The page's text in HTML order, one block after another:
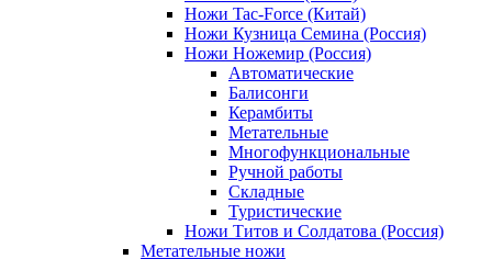
Ножи Tac-Force (Китай)
Ножи Кузница Семина (Россия)
Ножи Ножемир (Россия)
Автоматические
Балисонги
Керамбиты
Метательные
Многофункциональные
Ручной работы
Складные
Туристические
Ножи Титов и Солдатова (Россия)
Метательные ножи